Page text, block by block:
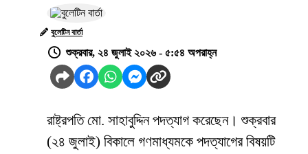
বুলেটিন বার্তা
শুক্রবার, ২৪ জুলাই ২০২৬ - ৫:৫৪ অপরাহ্ন
রাষ্ট্রপতি মো. সাহাবুদ্দিন পদত্যাগ করেছেন। শুক্রবার
(২৪ জুলাই) বিকালে গণমাধ্যমকে পদত্যাগের বিষয়টি